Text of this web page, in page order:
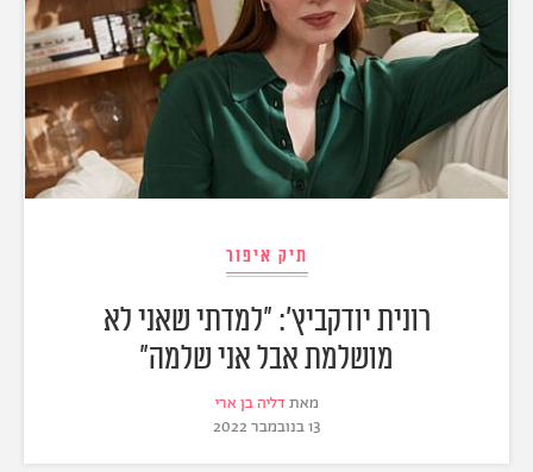
תיק איפור
רונית יודקביץ': "למדתי שאני לא
מושלמת אבל אני שלמה"
מאת דליה בן ארי
13 בנובמבר 2022